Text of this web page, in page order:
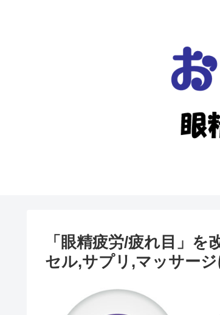
「眼精疲労/疲れ目」
セル,サプリ,マッサー